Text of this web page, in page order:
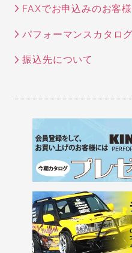
FAXでお申込みのお客
パフォーマンスカタロ
振込先について